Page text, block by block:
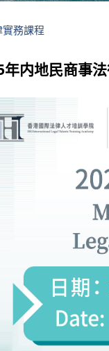
務課程
年内地民商事